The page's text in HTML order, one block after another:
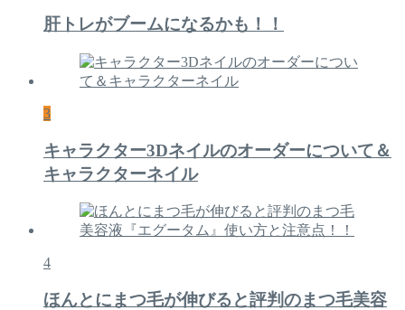
肝トレがブームになるかも！！
3
キャラクター3Dネイルのオーダーについて＆
キャラクターネイル
4
ほんとにまつ毛が伸びると評判のまつ毛美容